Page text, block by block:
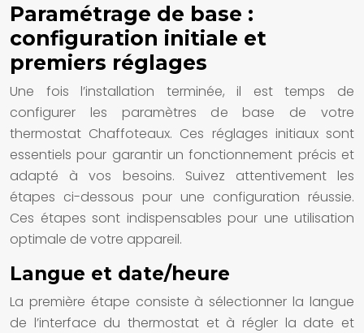
Paramétrage de base :
configuration initiale et
premiers réglages
Une fois l’installation terminée, il est temps de
configurer les paramètres de base de votre
thermostat Chaffoteaux. Ces réglages initiaux sont
essentiels pour garantir un fonctionnement précis et
adapté à vos besoins. Suivez attentivement les
étapes ci-dessous pour une configuration réussie.
Ces étapes sont indispensables pour une utilisation
optimale de votre appareil.
Langue et date/heure
La première étape consiste à sélectionner la langue
de l’interface du thermostat et à régler la date et